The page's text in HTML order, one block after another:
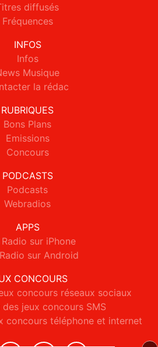
diffusés
Fréquences
INFOS
Infos
Musique
la rédac
RUBRIQUES
Bons Plans
Emissions
Concours
PODCASTS
Podcasts
Webradios
APPS
Radio sur iPhone
sur Android
CONCOURS
concours réseaux sociaux
des jeux concours SMS
concours téléphone et internet